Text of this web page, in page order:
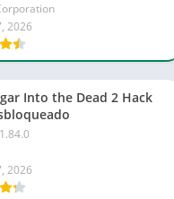
2026
Into the Dead 2 Hack
1.84.0
2026